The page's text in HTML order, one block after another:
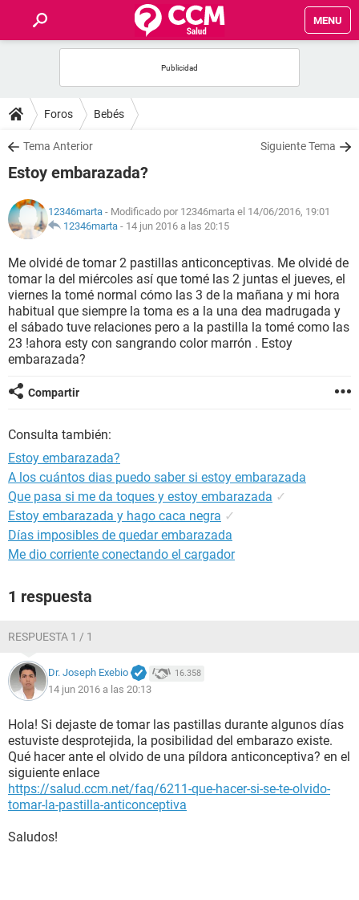
MENU
FOROS
SALUD
FAMILIA
NUTRICIÓN
BIENESTAR
SEXUALIDAD
GLOSARIO
Foros Bebés
Tema Anterior Siguiente Tema
Estoy embarazada?
12346marta - Modificado por 12346marta el 14/06/2016, 19:01
12346marta - 14 jun 2016 a las 20:15
Me olvidé de tomar 2 pastillas anticonceptivas. Me olvidé de
tomar la del miércoles así que tomé las 2 juntas el jueves, el
viernes la tomé normal cómo las 3 de la mañana y mi hora
habitual que siempre la toma es a la una dea madrugada y
el sábado tuve relaciones pero a la pastilla la tomé como las
23 !ahora esty con sangrando color marrón . Estoy
embarazada?
Compartir
Consulta también:
Estoy embarazada?
A los cuántos dias puedo saber si estoy embarazada
Que pasa si me da toques y estoy embarazada ✓
Estoy embarazada y hago caca negra ✓
Días imposibles de quedar embarazada
Me dio corriente conectando el cargador
1 respuesta
RESPUESTA 1 / 1
Dr. Joseph Exebio 16.358
14 jun 2016 a las 20:13
Hola! Si dejaste de tomar las pastillas durante algunos días
estuviste desprotejida, la posibilidad del embarazo existe.
Qué hacer ante el olvido de una píldora anticonceptiva? en el
siguiente enlace
https://salud.ccm.net/faq/6211-que-hacer-si-se-te-olvido-
tomar-la-pastilla-anticonceptiva
Saludos!